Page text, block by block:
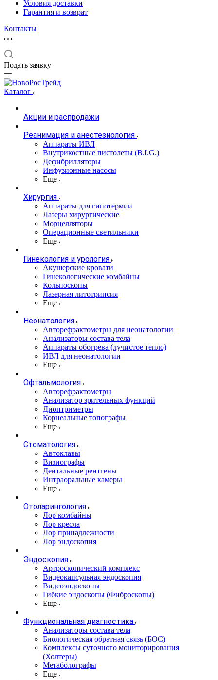
Условия доставки
Гарантия и возврат
Контакты
Подать заявку
Каталог
Акции и распродажи
Реанимация и анестезиология
Аппараты ИВЛ
Внутрикостные пистолеты (B.I.G.)
Дефибрилляторы
Инфузионные насосы
Еще
Хирургия
Аппараты для гипотермии
Лазеры хирургические
Морцелляторы
Операционные светильники
Еще
Гинекология и урология
Акушерские кровати
Гинекологические комбайны
Кольпоскопы
Лазерная литотрипсия
Еще
Неонатология
Авторефрактометры для неонатологии
Анализаторы состава тела
Аппараты обогрева (лучистое тепло)
ИВЛ для неонатологии
Еще
Офтальмология
Авторефрактометры
Анализатор зрительных функций
Диоптриметры
Корнеальные топографы
Еще
Стоматология
Автоклавы
Визиографы
Дентальные рентгены
Интраоральные камеры
Еще
Отоларингология
Лор комбайны
Лор кресла
Лор принадлежности
Лор эндоскопия
Эндоскопия
Артроскопический комплекс
Видеокапсульная эндоскопия
Видеоэндоскопы
Гибкие эндоскопы (Фиброcкопы)
Еще
Функциональная диагностика
Анализаторы состава тела
Биологическая обратная связь (БОС)
Комплексы суточного мониторирования
(Холтеры)
Метаболографы
Еще